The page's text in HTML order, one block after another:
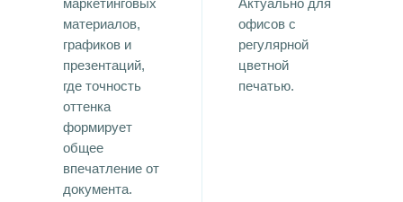
маркетинговых
материалов,
графиков и
презентаций,
где точность
оттенка
формирует
общее
впечатление от
документа.
Актуально для
офисов с
регулярной
цветной
печатью.